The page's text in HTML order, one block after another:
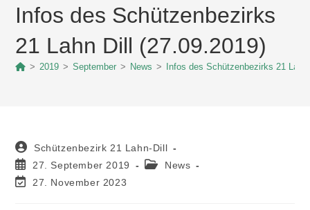
Infos des Schützenbezirks
21 Lahn Dill (27.09.2019)
> 2019 > September > News > Infos des Schützenbezirks 21
Schützenbezirk 21 Lahn-Dill
27. September 2019
News
27. November 2023